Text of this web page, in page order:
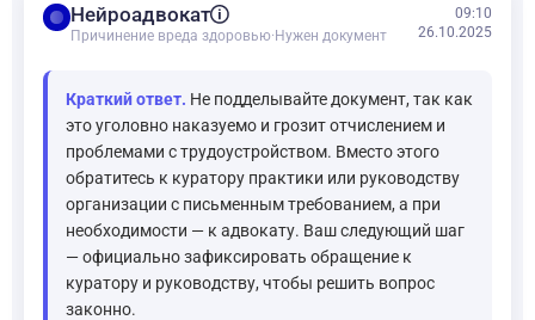
balanceНейроадвокат
Причинение вреда здоровью· Нужен документ
09:10
26.10.2025
Краткий ответ. Не подделывайте документ, так как
это уголовно наказуемо и грозит отчислением и
проблемами с трудоустройством. Вместо этого
обратитесь к куратору практики или руководству
организации с письменным требованием, а при
необходимости — к адвокату. Ваш следующий шаг
— официально зафиксировать обращение к
куратору и руководству, чтобы решить вопрос
законно.